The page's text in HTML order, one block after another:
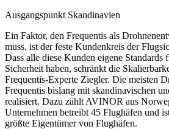
Ausgangspunkt Skandinavien
Ein Faktor, den Frequentis als
muss, ist der feste Kundenkreis der
Dass alle diese Kunden eigene Standards
Sicherheit haben, schränkt die
Frequentis-Experte Ziegler. Die meisten
Frequentis bislang mit skandinavischen
realisiert. Dazu zählt AVINOR aus
Unternehmen betreibt 45 Flughäfen und
größte Eigentümer von Flughäfen.